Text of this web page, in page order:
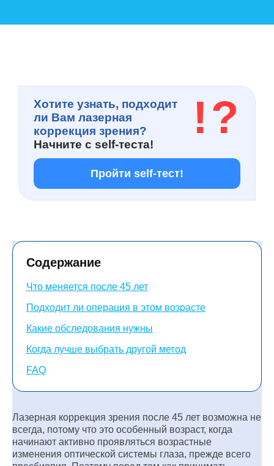
Хотите узнать, подходит
ли Вам лазерная
коррекция зрения?
Начните с self-теста!
!?
Пройти self-тест!
Содержание
Что меняется после 45 лет
Подходит ли операция в этом возрасте
Какие обследования нужны
Когда лучше выбрать другой метод
FAQ
Лазерная коррекция зрения после 45 лет возможна не
всегда, потому что это особенный возраст, когда
начинают активно проявляться возрастные
изменения оптической системы глаза, прежде всего